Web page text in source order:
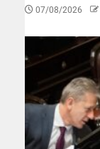
07/08/2026